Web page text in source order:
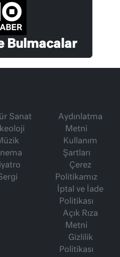
Bulmacalar
Sanat
Aydınlatma
Metni
Kullanım
Şartları
Çerez
Politikamız
İptal ve İade
Politikası
Açık Rıza
Metni
Gizlilik
Politikası